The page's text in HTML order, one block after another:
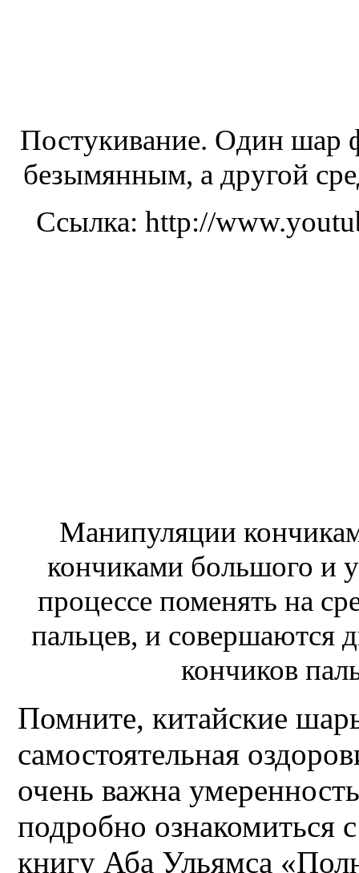
Постукивание. Один шар
безымянным, а другой
Ссылка: http://
Манипуляции
кончиками большого и
процессе поменять на
пальцев, и
кончиков
Помните, китайские
самостоятельная
очень важна
подробно ознакомиться
книгу Аба Ульямса